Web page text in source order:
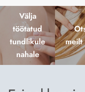
Välja
töötatud
tundlikule
nahale
meilt